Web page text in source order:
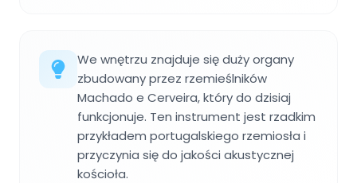
We wnętrzu znajduje się duży organy
zbudowany przez rzemieślników
Machado e Cerveira, który do dzisiaj
funkcjonuje. Ten instrument jest rzadkim
przykładem portugalskiego rzemiosła i
przyczynia się do jakości akustycznej
kościoła.